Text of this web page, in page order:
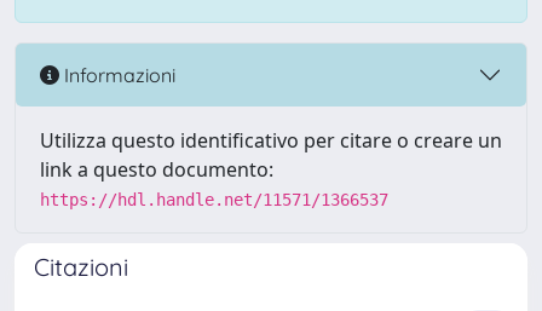
Informazioni
Utilizza questo identificativo per citare o creare un
link a questo documento:
https://hdl.handle.net/11571/1366537
Citazioni